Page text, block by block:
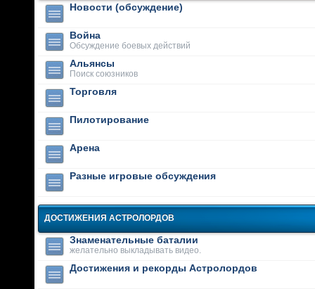
Новости (обсуждение)
Война
Обсуждение боевых действий
Альянсы
Поиск союзников
Торговля
Пилотирование
Арена
Разные игровые обсуждения
ДОСТИЖЕНИЯ АСТРОЛОРДОВ
Знаменательные баталии
желательно выкладывать видео.
Достижения и рекорды Астролордов